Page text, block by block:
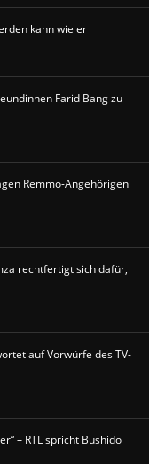
kann wie er
Farid Bang zu
Remmo-Angehörigen
rechtfertigt sich dafür,
auf Vorwürfe des TV-
– RTL spricht Bushido